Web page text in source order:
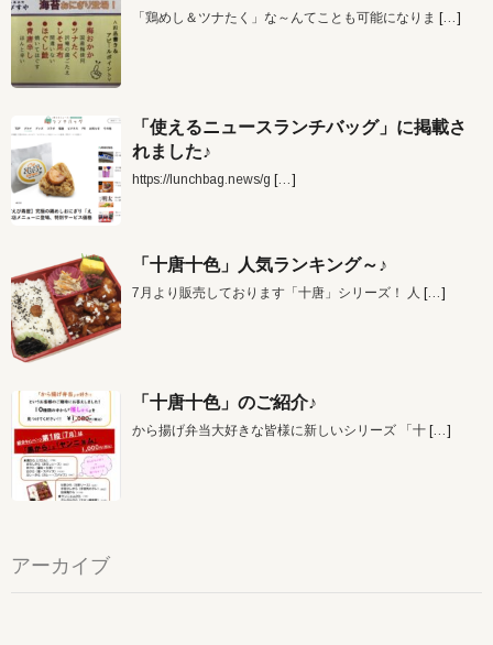
「鶏めし＆ツナたく」な～んてことも可能になりま […]
「使えるニュースランチバッグ」に掲載さ
れました♪
https://lunchbag.news/g […]
「十唐十色」人気ランキング～♪
7月より販売しております「十唐」シリーズ！ 人 […]
「十唐十色」のご紹介♪
から揚げ弁当大好きな皆様に新しいシリーズ 「十 […]
アーカイブ